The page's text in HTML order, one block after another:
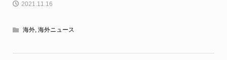
2021.11.16
海外, 海外ニュース